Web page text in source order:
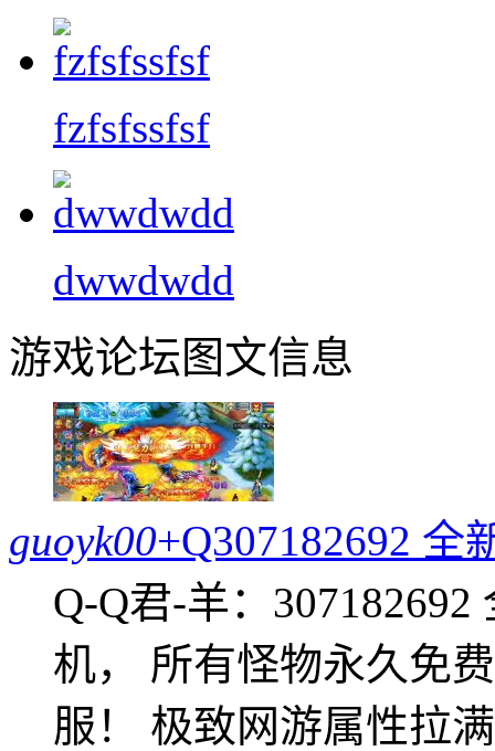
fzfsfssfsf
dwwdwdd
游戏论坛图文信息
guoyk00+Q307182692
Q-Q君-羊：
机， 所有怪物永久免
服！ 极致网游属性拉